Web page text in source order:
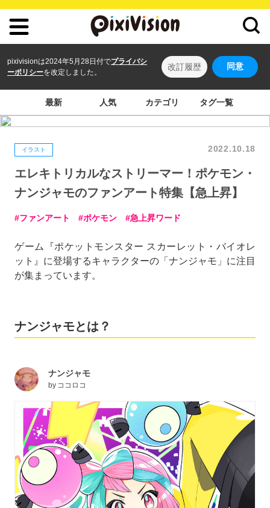
pixivisionは2024年5月28日付でプライバシ
ーポリシーを改定しました。
改訂履歴 同意
最新 人気 カテゴリ タグ一覧
イラスト 2022.10.18
エレキトリカルなストリーマー！ポケモン・
ナンジャモのファンアート特集【急上昇】
ファンアート ポケモン 急上昇ワード
ゲーム『ポケットモンスター スカーレット・バイオレ
ット』に登場するキャラクターの「ナンジャモ」に注目
が集まっています。
ナンジャモとは？
ナンジャモ
by ココロコ